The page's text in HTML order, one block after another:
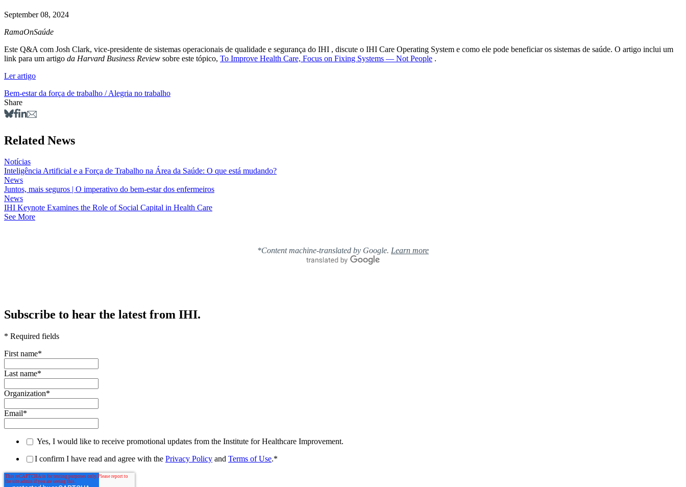
September 08, 2024
RamaOnSaúde
Este Q&A com Josh Clark, vice-presidente de sistemas operacionais de qualidade e segurança do IHI , discute o IHI Care Operating System e como ele pode beneficiar os sistemas de saúde. O artigo inclui um
link para um artigo da Harvard Business Review sobre este tópico, To Improve Health Care, Focus on Fixing Systems — Not People .
Ler artigo
Bem-estar da força de trabalho / Alegria no trabalho
Share
Related News
Notícias
Inteligência Artificial e a Força de Trabalho na Área da Saúde: O que está mudando?
News
Juntos, mais seguros | O imperativo do bem-estar dos enfermeiros
News
IHI Keynote Examines the Role of Social Capital in Health Care
See More
*Content machine-translated by Google. Learn more
Subscribe to hear the latest from IHI.
* Required fields
First name*
Last name*
Organization*
Email*
Yes, I would like to receive promotional updates from the Institute for Healthcare Improvement.
I confirm I have read and agree with the Privacy Policy and Terms of Use.*